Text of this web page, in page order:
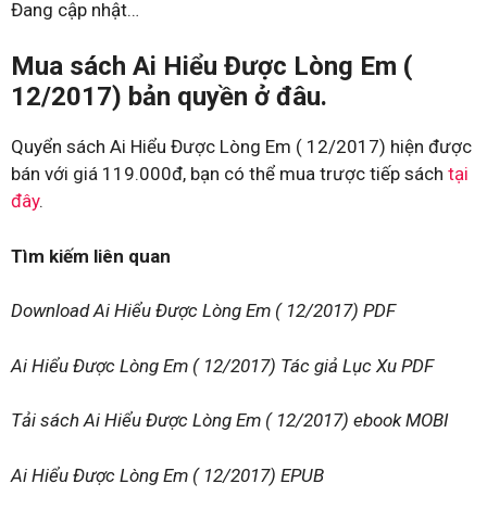
Đang cập nhật…
Mua sách Ai Hiểu Được Lòng Em (
12/2017) bản quyền ở đâu.
Quyển sách Ai Hiểu Được Lòng Em ( 12/2017) hiện được
bán với giá 119.000đ, bạn có thể mua trược tiếp sách tại
đây.
Tìm kiếm liên quan
Download Ai Hiểu Được Lòng Em ( 12/2017) PDF
Ai Hiểu Được Lòng Em ( 12/2017) Tác giả Lục Xu PDF
Tải sách Ai Hiểu Được Lòng Em ( 12/2017) ebook MOBI
Ai Hiểu Được Lòng Em ( 12/2017) EPUB